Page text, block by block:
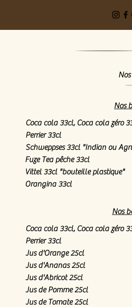
Nos
Coca cola 33cl, Coca cola zéro
Perrier 33cl
Schweppses 33cl "Indian ou
Fuze Tea pêche 33cl
Vittel 33cl "bouteille plastique"
Orangina 33cl
Nos
Coca cola 33cl, Coca cola zéro
Perrier 33cl
Jus d'Orange 25cl
Jus d'Ananas 25cl
Jus d'Abricot 25cl
Jus de Pomme 25cl
Jus de Tomate 25cl